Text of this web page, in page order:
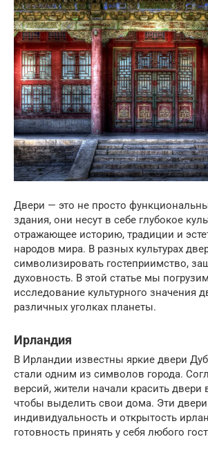
Двери — это не просто
здания, они несут в себе глубокое
отражающее историю, традиции и
народов мира. В разных культурах
символизировать гостеприимство,
духовность. В этой статье мы
исследование культурного значения
различных уголках планеты.
Ирландия
В Ирландии известны яркие двери
стали одним из символов города.
версий, жители начали красить двери
чтобы выделить свои дома. Эти
индивидуальность и открытость
готовность принять у себя любого